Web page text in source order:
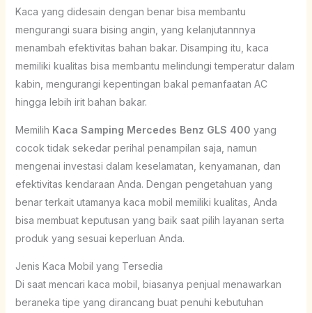
Kaca yang didesain dengan benar bisa membantu
mengurangi suara bising angin, yang kelanjutannnya
menambah efektivitas bahan bakar. Disamping itu, kaca
memiliki kualitas bisa membantu melindungi temperatur dalam
kabin, mengurangi kepentingan bakal pemanfaatan AC
hingga lebih irit bahan bakar.
Memilih Kaca Samping Mercedes Benz GLS 400 yang
cocok tidak sekedar perihal penampilan saja, namun
mengenai investasi dalam keselamatan, kenyamanan, dan
efektivitas kendaraan Anda. Dengan pengetahuan yang
benar terkait utamanya kaca mobil memiliki kualitas, Anda
bisa membuat keputusan yang baik saat pilih layanan serta
produk yang sesuai keperluan Anda.
Jenis Kaca Mobil yang Tersedia
Di saat mencari kaca mobil, biasanya penjual menawarkan
beraneka tipe yang dirancang buat penuhi kebutuhan